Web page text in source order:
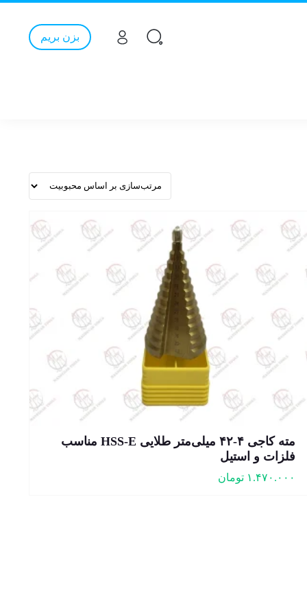
بزن بریم
مته کاجی ۴-۴۲ میلی‌متر طلایی HSS-E مناسب
فلزات و استیل
۱.۴۷۰.۰۰۰ تومان